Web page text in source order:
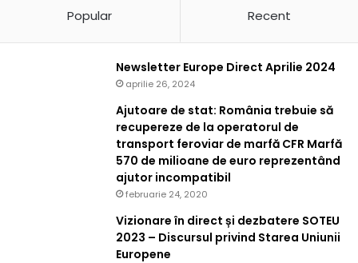
Popular Recent
Newsletter Europe Direct Aprilie 2024
aprilie 26, 2024
Ajutoare de stat: România trebuie să
recupereze de la operatorul de
transport feroviar de marfă CFR Marfă
570 de milioane de euro reprezentând
ajutor incompatibil
februarie 24, 2020
Vizionare în direct și dezbatere SOTEU
2023 – Discursul privind Starea Uniunii
Europene